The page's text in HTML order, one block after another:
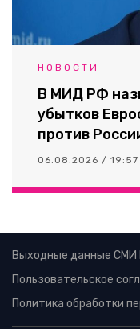
НОВОСТИ
В МИД РФ
убытков
против
06.08.2026 / 19:57
Выходные данные СМИ
Пользовательское
Политика обработки